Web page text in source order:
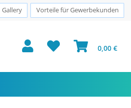
Gallery Vorteile für Gewerbekunden
· PayPal · Klarna
0,00 €